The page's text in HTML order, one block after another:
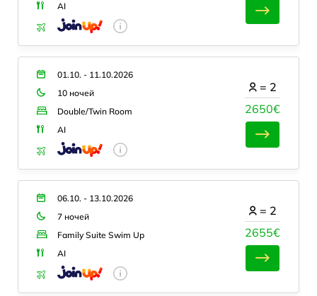
AI
01.10. - 11.10.2026
10 ночей
Double/Twin Room
AI
2650€
= 2
06.10. - 13.10.2026
7 ночей
Family Suite Swim Up
AI
2655€
= 2